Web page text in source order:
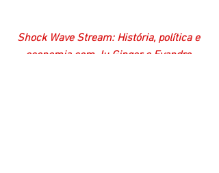
Shock Wave Stream: História, política e
economia com Ju Ginger e Evandro